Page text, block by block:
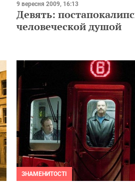
9 вересня 2009, 16:13
Девять:
человеческой душой
ЗНАМЕНИТОСТІ